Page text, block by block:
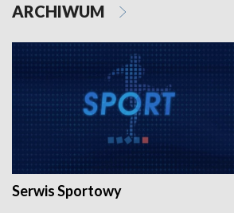
ARCHIWUM
Serwis Sportowy